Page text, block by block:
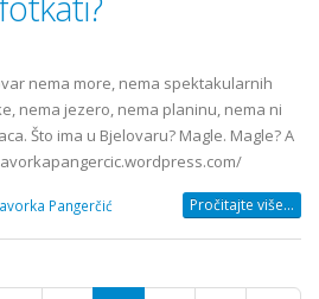
nema more, nema spektakularnih
nema jezero, nema planinu, nema ni
Što ima u Bjelovaru? Magle. Magle? A
Pangerčić Pročitajte više...